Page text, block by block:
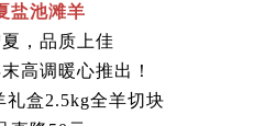
盐池滩羊
，品质上佳
高调暖心推出！
礼盒2.5kg全羊切块